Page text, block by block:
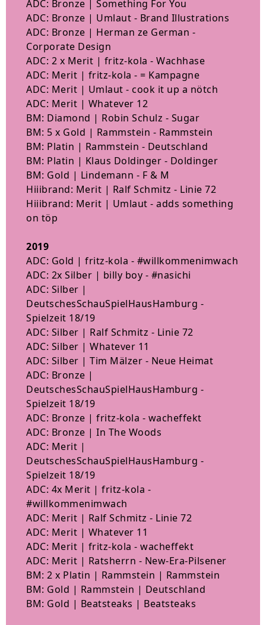
ADC: Bronze | Something For You
ADC: Bronze | Umlaut - Brand Illustrations
ADC: Bronze | Herman ze German -
Corporate Design
ADC: 2 x Merit | fritz-kola - Wachhase
ADC: Merit | fritz-kola - = Kampagne
ADC: Merit | Umlaut - cook it up a nötch
ADC: Merit | Whatever 12
BM: Diamond | Robin Schulz - Sugar
BM: 5 x Gold | Rammstein - Rammstein
BM: Platin | Rammstein - Deutschland
BM: Platin | Klaus Doldinger - Doldinger
BM: Gold | Lindemann - F & M
Hiiibrand: Merit | Ralf Schmitz - Linie 72
Hiiibrand: Merit | Umlaut - adds something
on töp
2019
ADC: Gold | fritz-kola - #willkommenimwach
ADC: 2x Silber | billy boy - #nasichi
ADC: Silber |
DeutschesSchauSpielHausHamburg -
Spielzeit 18/19
ADC: Silber | Ralf Schmitz - Linie 72
ADC: Silber | Whatever 11
ADC: Silber | Tim Mälzer - Neue Heimat
ADC: Bronze |
DeutschesSchauSpielHausHamburg -
Spielzeit 18/19
ADC: Bronze | fritz-kola - wacheffekt
ADC: Bronze | In The Woods
ADC: Merit |
DeutschesSchauSpielHausHamburg -
Spielzeit 18/19
ADC: 4x Merit | fritz-kola -
#willkommenimwach
ADC: Merit | Ralf Schmitz - Linie 72
ADC: Merit | Whatever 11
ADC: Merit | fritz-kola - wacheffekt
ADC: Merit | Ratsherrn - New-Era-Pilsener
BM: 2 x Platin | Rammstein | Rammstein
BM: Gold | Rammstein | Deutschland
BM: Gold | Beatsteaks | Beatsteaks